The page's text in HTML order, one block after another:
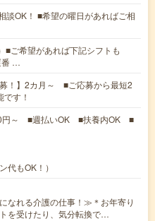
談OK！ ■希望の曜日があればご相
■ご希望があれば下記シフトも
番 …
募！】2カ月～ ■ご応募から最短2
す！
円～ ■週払いOK ■扶養内OK ■
代もOK！）
なれる介護の仕事！≫＊お年寄り
を受けたり、気分転換で…